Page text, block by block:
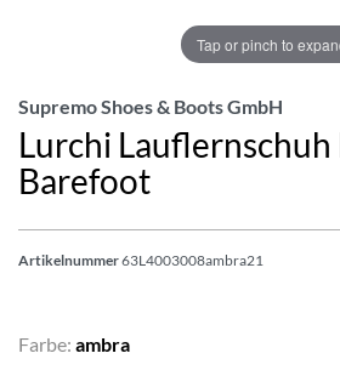
Tap or pinch to
Supremo Shoes & Boots GmbH
Lurchi
Barefoot
Artikelnummer63L4003008ambra21
Farbe: ambra